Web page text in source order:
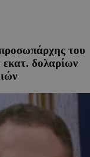
του
εκατ. δολαρίων